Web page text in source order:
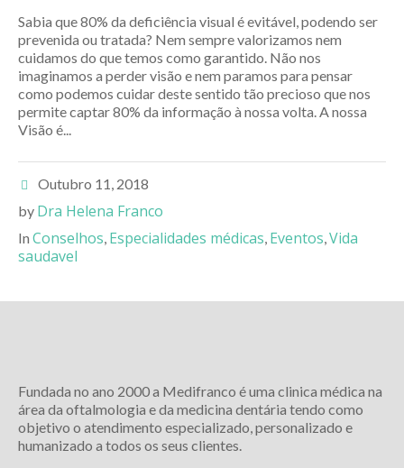
Sabia que 80% da deficiência visual é evitável, podendo ser
prevenida ou tratada? Nem sempre valorizamos nem
cuidamos do que temos como garantido. Não nos
imaginamos a perder visão e nem paramos para pensar
como podemos cuidar deste sentido tão precioso que nos
permite captar 80% da informação à nossa volta. A nossa
Visão é...
Outubro 11, 2018
by Dra Helena Franco
In Conselhos Especialidades médicas Eventos Vida
saudavel
Fundada no ano 2000 a Medifranco é uma clinica médica na
área da oftalmologia e da medicina dentária tendo como
objetivo o atendimento especializado, personalizado e
humanizado a todos os seus clientes.